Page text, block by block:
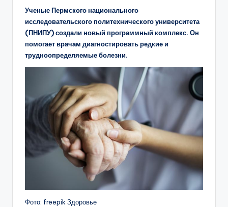
Ученые Пермского национального
исследовательского политехнического университета
(ПНИПУ) создали новый программный комплекс. Он
помогает врачам диагностировать редкие и
трудноопределяемые болезни.
Фото: freepik Здоровье